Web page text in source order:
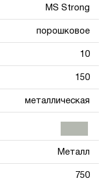
MS Strong
порошковое
10
150
металлическая
Металл
750